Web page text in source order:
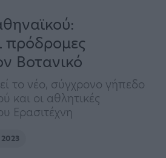
πρόδρομες
Βοτανικό
το νέο, σύγχρονο γήπεδο
και οι αθλητικές
Ερασιτέχνη